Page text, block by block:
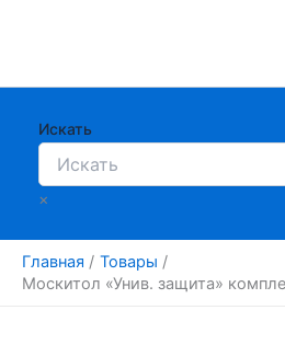
Искать
×
Главная
Товары
Москитол «Унив. защита»